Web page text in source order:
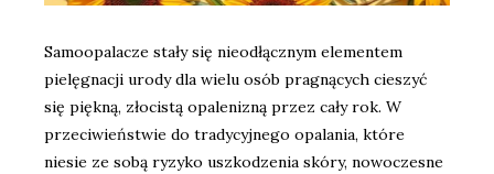
Samoopalacze stały się nieodłącznym elementem
pielęgnacji urody dla wielu osób pragnących cieszyć
się piękną, złocistą opalenizną przez cały rok. W
przeciwieństwie do tradycyjnego opalania, które
niesie ze sobą ryzyko uszkodzenia skóry, nowoczesne